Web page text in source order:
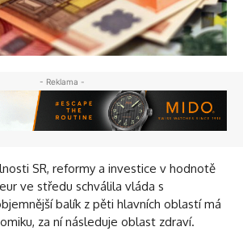
- Reklama -
SR, reformy a investice v hodnotě
ve středu schválila vláda s
balík z pěti hlavních oblastí má
za ní následuje oblast zdraví.